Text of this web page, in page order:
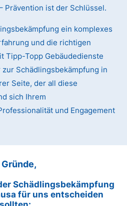
Prävention ist der Schlüssel.
ein komplexes
und die richtigen
Tipp-Topp Gebäudedienste
Schädlingsbekämpfung in
Seite, der all diese
sich Ihrem
und Engagement
Schädlingsbekämpfung
für uns entscheiden